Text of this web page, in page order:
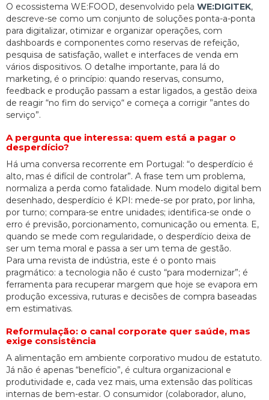
O ecossistema WE:FOOD, desenvolvido pela WE:DIGITEK,
descreve-se como um conjunto de soluções ponta-a-ponta
para digitalizar, otimizar e organizar operações, com
dashboards e componentes como reservas de refeição,
pesquisa de satisfação, wallet e interfaces de venda em
vários dispositivos. O detalhe importante, para lá do
marketing, é o princípio: quando reservas, consumo,
feedback e produção passam a estar ligados, a gestão deixa
de reagir “no fim do serviço“ e começa a corrigir ”antes do
serviço”.
A pergunta que interessa: quem está a pagar o
desperdício?
Há uma conversa recorrente em Portugal: “o desperdício é
alto, mas é difícil de controlar”. A frase tem um problema,
normaliza a perda como fatalidade. Num modelo digital bem
desenhado, desperdício é KPI: mede-se por prato, por linha,
por turno; compara-se entre unidades; identifica-se onde o
erro é previsão, porcionamento, comunicação ou ementa. E,
quando se mede com regularidade, o desperdício deixa de
ser um tema moral e passa a ser um tema de gestão.
Para uma revista de indústria, este é o ponto mais
pragmático: a tecnologia não é custo “para modernizar”; é
ferramenta para recuperar margem que hoje se evapora em
produção excessiva, ruturas e decisões de compra baseadas
em estimativas.
Reformulação: o canal corporate quer saúde, mas
exige consistência
A alimentação em ambiente corporativo mudou de estatuto.
Já não é apenas “benefício”, é cultura organizacional e
produtividade e, cada vez mais, uma extensão das políticas
internas de bem-estar. O consumidor (colaborador, aluno,